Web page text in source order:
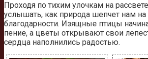
Проходя по тихим улочкам на
услышать, как природа шепчет нам на
благодарности. Изящные птицы
пение, а цветы открывают свои
сердца наполнились радостью.